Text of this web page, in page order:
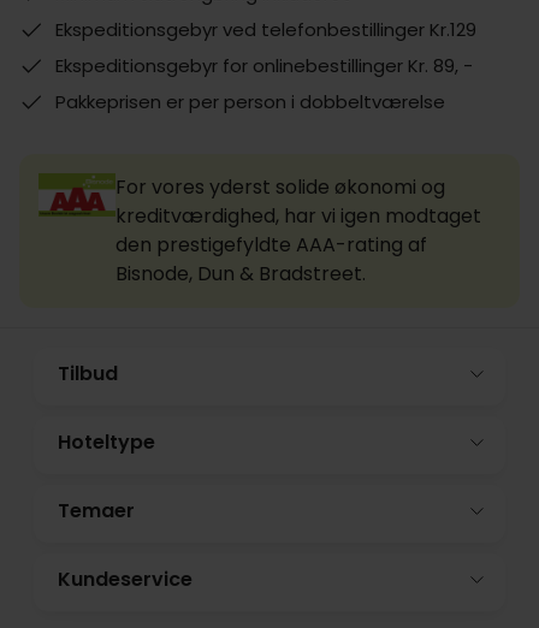
Ekspeditionsgebyr ved telefonbestillinger Kr.129
Ekspeditionsgebyr for onlinebestillinger Kr. 89, -
Pakkeprisen er per person i dobbeltværelse
For vores yderst solide økonomi og
kreditværdighed, har vi igen modtaget
den prestigefyldte AAA-rating af
Bisnode, Dun & Bradstreet.
Tilbud
Hoteltype
Temaer
Kundeservice